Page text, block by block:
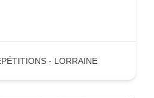
- LORRAINE